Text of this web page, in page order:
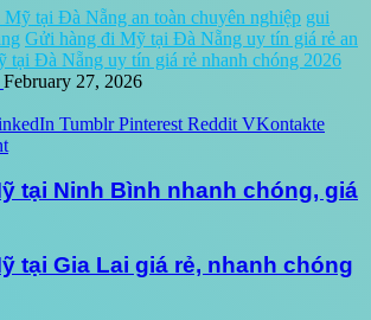
tại Đà Nẵng an toàn chuyên nghiệp gui
Gửi hàng đi Mỹ tại Đà Nẵng uy tín giá rẻ an
tại Đà Nẵng uy tín giá rẻ nhanh chóng 2026
February 27, 2026
Tumblr Pinterest Reddit VKontakte
tại Ninh Bình nhanh chóng, giá
tại Gia Lai giá rẻ, nhanh chóng